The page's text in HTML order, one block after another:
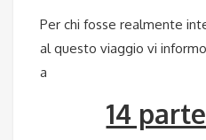
Per chi fosse realmente
al questo viaggio vi
a
14